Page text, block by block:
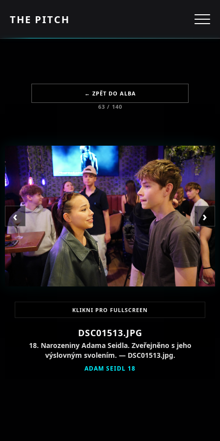
THE PITCH
← ZPĚT DO ALBA
63 / 140
‹ ›
KLIKNI PRO FULLSCREEN
DSC01513.JPG
18. Narozeniny Adama Seidla. Zveřejněno s jeho
výslovným svolením. — DSC01513.jpg.
ADAM SEIDL 18